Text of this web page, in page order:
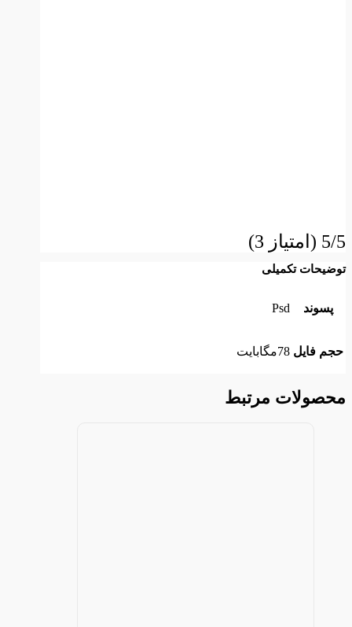
5/5 (امتیاز 3)
توضیحات تکمیلی
پسوند Psd
حجم فایل 78مگابایت
محصولات مرتبط